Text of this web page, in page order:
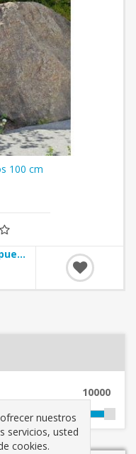
100 cm
29,95 € incl impuestos
10000
nuestros
servicios, usted
cookies.